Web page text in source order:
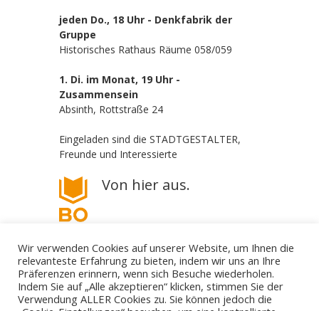
jeden Do., 18 Uhr - Denkfabrik der
Gruppe
Historisches Rathaus Räume 058/059
1. Di. im Monat, 19 Uhr -
Zusammensein
Absinth, Rottstraße 24
Eingeladen sind die STADTGESTALTER,
Freunde und Interessierte
Von hier aus.
Wir verwenden Cookies auf unserer Website, um Ihnen die
relevanteste Erfahrung zu bieten, indem wir uns an Ihre
Präferenzen erinnern, wenn sich Besuche wiederholen.
Indem Sie auf „Alle akzeptieren“ klicken, stimmen Sie der
Verwendung ALLER Cookies zu. Sie können jedoch die